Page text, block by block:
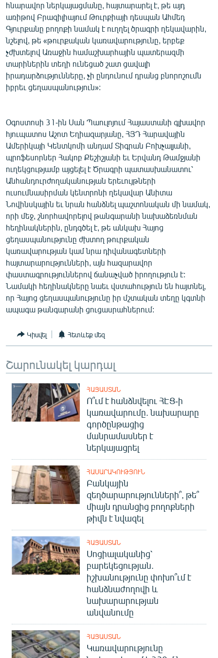
English
Русский
ՀԵՏԵՎԵՔ ՄԵԶ
«Ազատության» բոլոր կայքերը
հնարավոր ներկայացմանը, հայտարարել է, թե այդ
առիթով Բրազիլիայում Թուրքիայի դեսպան Ահմեդ
Գյուրքանը բողոքի նամակ է ուղղել ծրագրի ղեկավարին,
նշելով, թե «թուրքական կառավարությունը, երբեք
չժխտելով Առաջին համաշխարհային պատերազմի
տարիներին տեղի ունեցած շատ ցավալի
իրադարձությունները, չի ընդունում դրանց բնորոշումն
իբրեւ ցեղասպանություն»:
Օգոստոսի 31-ին Սան Պաուլոյում Հայաստանի գլխավոր
հյուպատոս Աշոտ Եղիազարյանը, ՀՅԴ Հարավային
Ամերիկայի Կենտկոմի անդամ Տիգրան Բոխչալյանի,
պրոֆեսորներ Հակոբ Քեշիշյանի եւ Երվանդ Թամջյանի
ուղեկցությամբ այցելել է Ծրագրի պատասխանատու՝
Անհանդուրժողականության երեւույթների
ուսումնասիրման կենտրոնի ղեկավար Անիտա
Նովինսկային եւ նրան հանձնել պաշտոնական մի նամակ,
որի մեջ, շնորհավորելով թանգարանի նախաձեռնման
հեղինակներին, ընդգծել է, թե անկախ Հայոց
ցեղասպանությունը ժխտող թուրքական
կառավարության կամ նրա դիվանագետների
հայտարարությունների, այն հազարավոր
փաստագրություններով ճանաչված իրողություն է:
Նամակի հեղինակները նաեւ վստահություն են հայտնել,
որ Հայոց ցեղասպանությունը իր մշտական տեղը կգտնի
ապագա թանգարանի ցուցասրահներում:
Կիսվել Հետևեք մեզ
Շարունակել կարդալ
ՀԱՅԱՍՏԱՆ
Ո՞ւմ է հանձնվելու ՀԷՑ-ի
կառավարումը. նախարարը
գործընթացից
մանրամասներ է
ներկայացրել
ՀԱՍԱՐԱԿՈՒԹՅՈՒՆ
Բանկային
զեղծարարությունների՞, թե՞
միայն դրանցից բողոքների
թիվն է նվազել
ՀԱՅԱՍՏԱՆ
Սոցիալականից՝
բարեկեցության.
իշխանությունը փոխո՞ւմ է
հանձնաժողովի և
նախարարության
անվանումը
ՀԱՅԱՍՏԱՆ
Կառավարությունը